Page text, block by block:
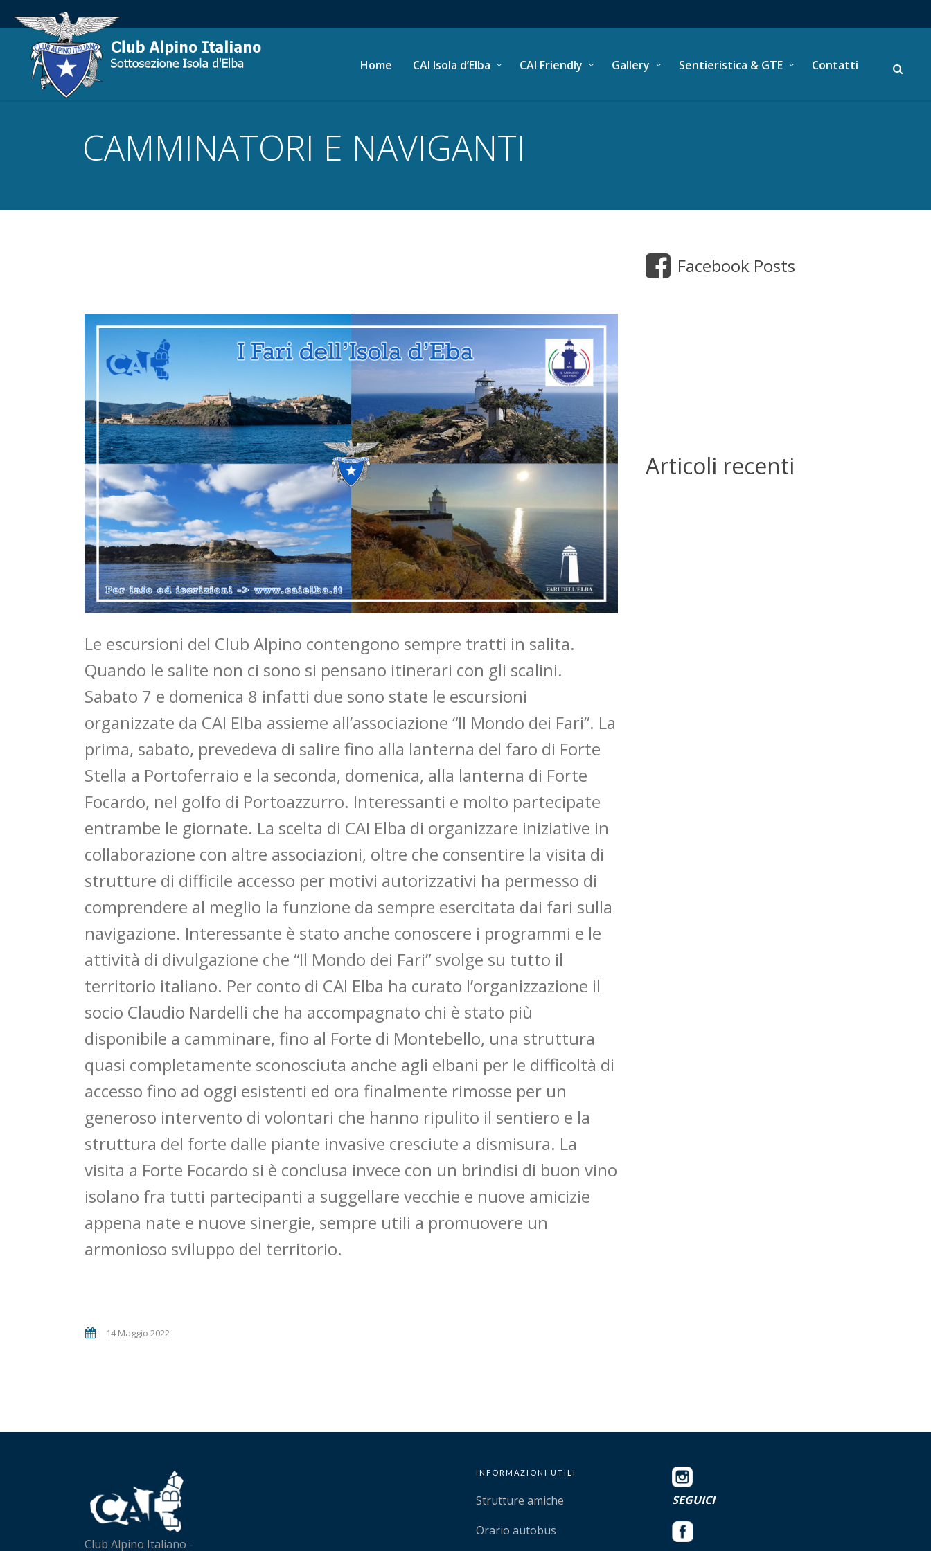
Home CAI Isola d’Elba CAI Friendly Gallery Sentieristica & GTE Contatti
CAMMINATORI E NAVIGANTI
Le escursioni del Club Alpino contengono sempre tratti in salita.
Quando le salite non ci sono si pensano itinerari con gli scalini.
Sabato 7 e domenica 8 infatti due sono state le escursioni
organizzate da CAI Elba assieme all’associazione “Il Mondo dei Fari”. La
prima, sabato, prevedeva di salire fino alla lanterna del faro di Forte
Stella a Portoferraio e la seconda, domenica, alla lanterna di Forte
Focardo, nel golfo di Portoazzurro. Interessanti e molto partecipate
entrambe le giornate. La scelta di CAI Elba di organizzare iniziative in
collaborazione con altre associazioni, oltre che consentire la visita di
strutture di difficile accesso per motivi autorizzativi ha permesso di
comprendere al meglio la funzione da sempre esercitata dai fari sulla
navigazione. Interessante è stato anche conoscere i programmi e le
attività di divulgazione che “Il Mondo dei Fari” svolge su tutto il
territorio italiano. Per conto di CAI Elba ha curato l’organizzazione il
socio Claudio Nardelli che ha accompagnato chi è stato più
disponibile a camminare, fino al Forte di Montebello, una struttura
quasi completamente sconosciuta anche agli elbani per le difficoltà di
accesso fino ad oggi esistenti ed ora finalmente rimosse per un
generoso intervento di volontari che hanno ripulito il sentiero e la
struttura del forte dalle piante invasive cresciute a dismisura. La
visita a Forte Focardo si è conclusa invece con un brindisi di buon vino
isolano fra tutti partecipanti a suggellare vecchie e nuove amicizie
appena nate e nuove sinergie, sempre utili a promuovere un
armonioso sviluppo del territorio.
14 Maggio 2022
Facebook Posts
Articoli recenti
Club Alpino Italiano -
INFORMAZIONI UTILI
Strutture amiche
Orario autobus
SEGUICI